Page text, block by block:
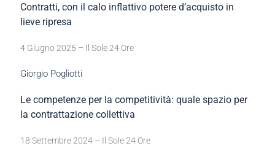
Contratti, con il calo inflattivo potere d’acquisto in
lieve ripresa
4 Giugno 2025 – Il Sole 24 Ore
Giorgio Pogliotti
Le competenze per la competitività: quale spazio per
la contrattazione collettiva
18 Settembre 2024 – Il Sole 24 Ore